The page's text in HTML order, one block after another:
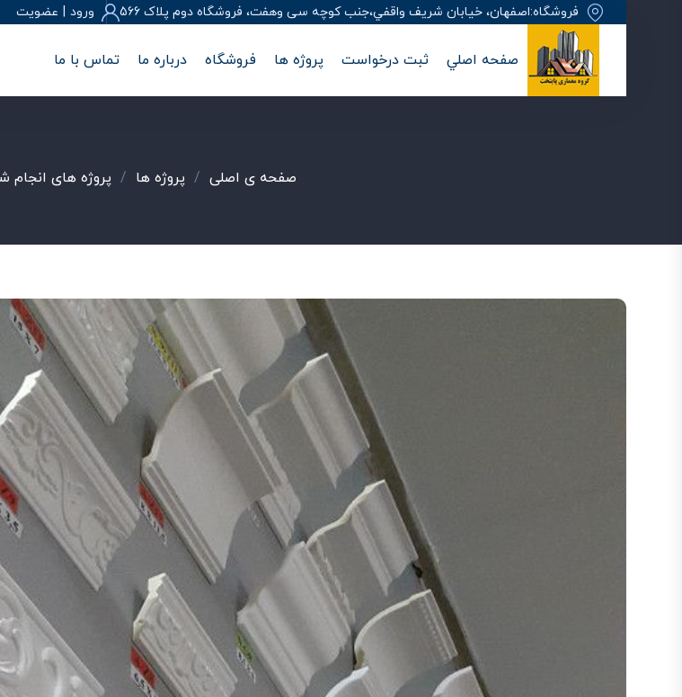
فروشگاه:اصفهان، خيابان شريف واقفي،جنب کوچه سی وهفت، فروشگاه دوم پلاک 566 ورود | عضويت
صفحه اصلي ثبت درخواست پروژه ها فروشگاه درباره ما تماس با ما
صفحه ی اصلی / پروژه ها / پروژه های انجام